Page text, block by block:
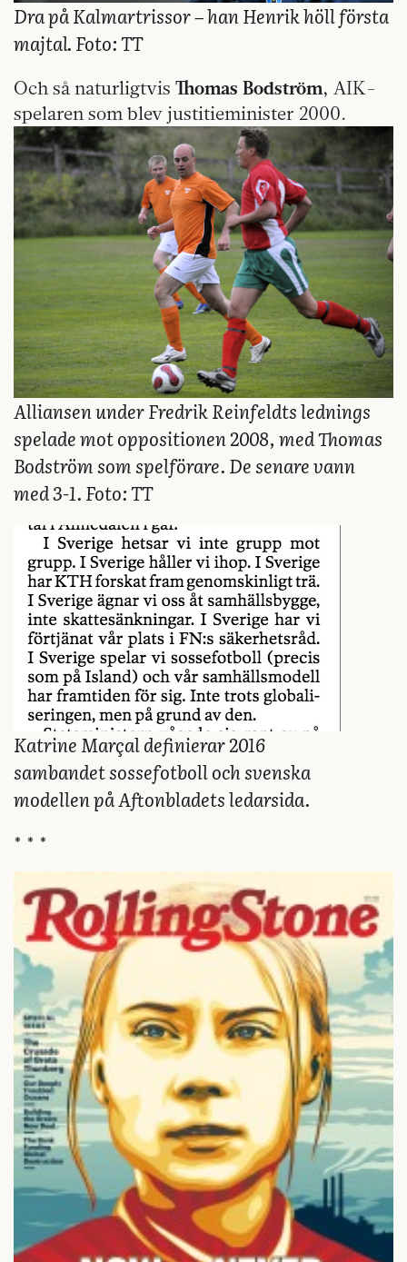
Dra på Kalmartrissor – han Henrik höll första
majtal. Foto: TT
Och så naturligtvis Thomas Bodström, AIK-
spelaren som blev justitieminister 2000.
Alliansen under Fredrik Reinfeldts lednings
spelade mot oppositionen 2008, med Thomas
Bodström som spelförare. De senare vann
med 3-1. Foto: TT
Katrine Marçal definierar 2016
sambandet sossefotboll och svenska
modellen på Aftonbladets ledarsida.
* * *